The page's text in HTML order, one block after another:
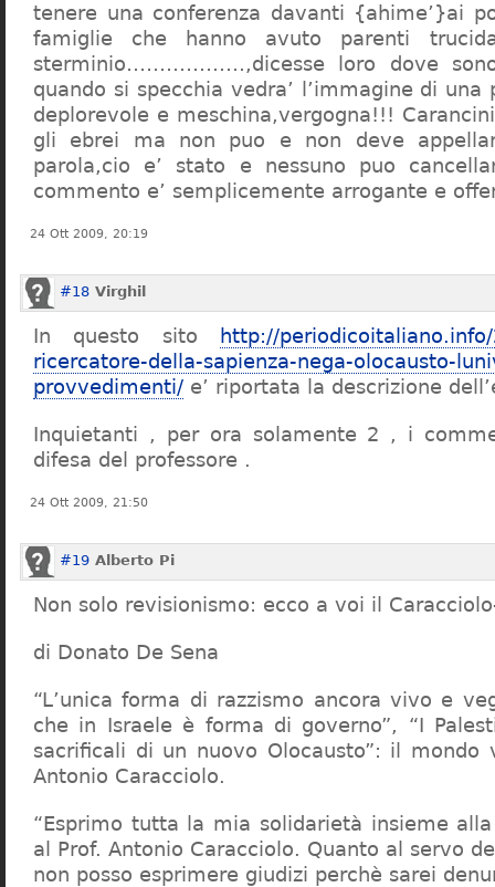
tenere una conferenza davanti {ahime’}ai
famiglie che hanno avuto parenti
sterminio………………,dicesse loro dove
quando si specchia vedra’ l’immagine di una
deplorevole e meschina,vergogna!!!
gli ebrei ma non puo e non deve
parola,cio e’ stato e nessuno puo
commento e’ semplicemente arrogante e
24 Ott 2009, 20:19
#18 Virghil
In questo sito
http://
ricercatore-della-sapienza-nega-olocausto-
provvedimenti/ e’ riportata la descrizione
Inquietanti , per ora solamente 2 , i
difesa del professore .
24 Ott 2009, 21:50
#19 Alberto Pi
Non solo revisionismo: ecco a voi il
di Donato De Sena
“L’unica forma di razzismo ancora vivo e
che in Israele è forma di governo”, “I
sacrificali di un nuovo Olocausto”: il mondo
Antonio Caracciolo.
“Esprimo tutta la mia solidarietà insieme
al Prof. Antonio Caracciolo. Quanto al servo
non posso esprimere giudizi perchè sarei